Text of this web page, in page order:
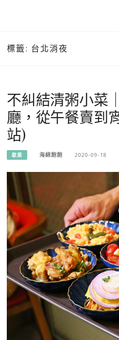
標籤: 台北消夜
不糾結清粥小菜
廳，從午餐賣到
站)
歇業 海綿飽飽 2020-09-18